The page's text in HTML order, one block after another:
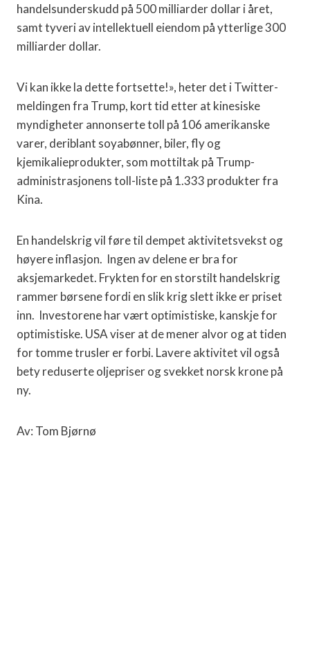
handelsunderskudd på 500 milliarder dollar i året,
samt tyveri av intellektuell eiendom på ytterlige 300
milliarder dollar.
Vi kan ikke la dette fortsette!», heter det i Twitter-
meldingen fra Trump, kort tid etter at kinesiske
myndigheter annonserte toll på 106 amerikanske
varer, deriblant soyabønner, biler, fly og
kjemikalieprodukter, som mottiltak på Trump-
administrasjonens toll-liste på 1.333 produkter fra
Kina.
En handelskrig vil føre til dempet aktivitetsvekst og
høyere inflasjon. Ingen av delene er bra for
aksjemarkedet. Frykten for en storstilt handelskrig
rammer børsene fordi en slik krig slett ikke er priset
inn. Investorene har vært optimistiske, kanskje for
optimistiske. USA viser at de mener alvor og at tiden
for tomme trusler er forbi. Lavere aktivitet vil også
bety reduserte oljepriser og svekket norsk krone på
ny.
Av: Tom Bjørnø